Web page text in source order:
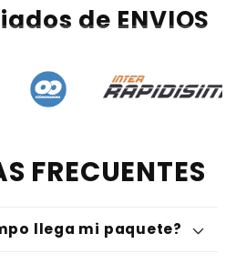
de ENVIOS
FRECUENTES
llega mi paquete?